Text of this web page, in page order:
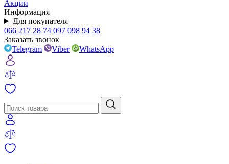
Акции
Информация
Для покупателя
066 217 28 74 097 098 94 38
Заказать звонок
Telegram
Viber WhatsApp